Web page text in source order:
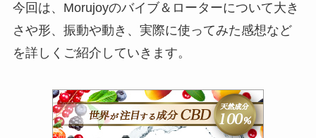
今回は、Morujoyのバイブ＆ローターについて大き
さや形、振動や動き、実際に使ってみた感想など
を詳しくご紹介していきます。